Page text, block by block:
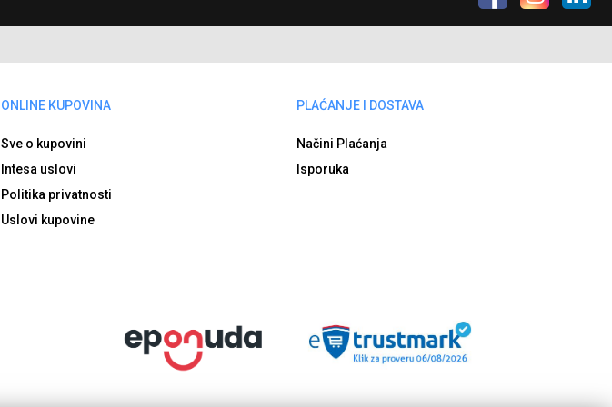
ONLINE KUPOVINA
Sve o kupovini
Intesa uslovi
Politika privatnosti
Uslovi kupovine
PLAĆANJE I DOSTAVA
Načini Plaćanja
Isporuka